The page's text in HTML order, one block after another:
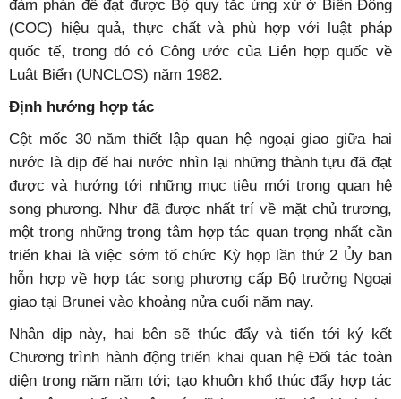
ASEAN. Hai bên tích cực ủng hộ sáng kiến của nhau,
cùng đóng góp trong xây dựng Cộng đồng ASEAN, củng
cố vai trò trung tâm của ASEAN ở khu vực, ủng hộ lẫn
nhau trong nỗ lực phòng chống dịch bệnh và hợp tác
trong quá trình phục hồi, phát triển kinh tế khu vực.
Thời gian tới, hai bên sẽ duy trì triển khai các biện pháp
trao đổi kinh nghiệm, phối hợp lập trường trên các vấn
đề khu vực và quốc tế, trong đó có việc ứng phó với các
thách thức an ninh truyền thống và phi truyền thống, duy
trì hòa bình, ổn định, an ninh, an toàn, tự do hàng hải và
hàng không, thượng tôn pháp luật ở Biển Đông, thúc đẩy
đàm phán để đạt được Bộ quy tắc ứng xử ở Biển Đông
(COC) hiệu quả, thực chất và phù hợp với luật pháp
Luật Biển (UNCLOS) năm 1982.
Định hướng hợp tác